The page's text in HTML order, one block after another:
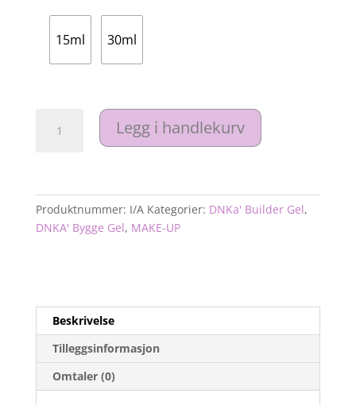
15ml 30ml
Bygge
antall
Legg i handlekurv
Produktnummer: I/A Kategorier: DNKa' Builder Gel,
DNKA' Bygge Gel, MAKE-UP
Beskrivelse
Tilleggsinformasjon
Omtaler (0)